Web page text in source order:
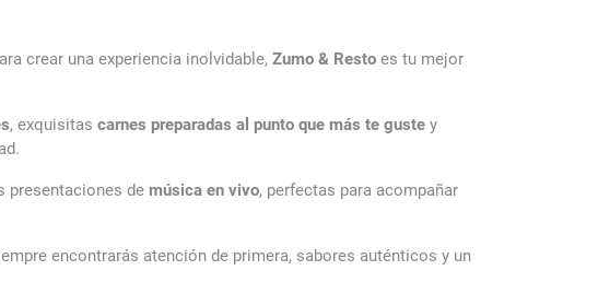
crear una experiencia inolvidable, Zumo & Resto es tu mejor
, exquisitas carnes preparadas al punto que más te guste y
presentaciones de música en vivo, perfectas para acompañar
encontrarás atención de primera, sabores auténticos y un